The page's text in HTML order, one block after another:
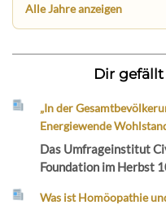
Alle Jahre anzeigen
Dir
„In der
Energiewende
Das Umfrageinstitut
Foundation im Herbst
Was ist Homöopathie